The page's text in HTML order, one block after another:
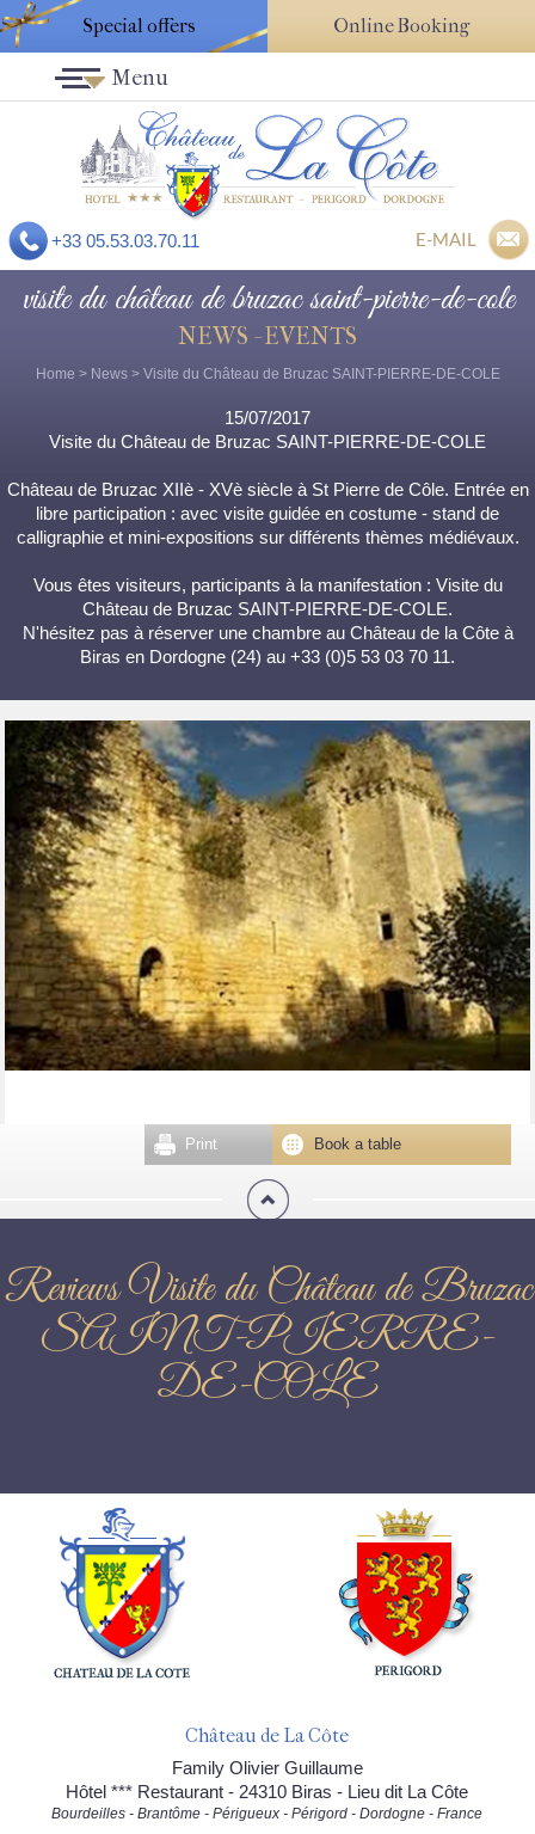
Special offers Online Booking
+33 05.53.03.70.11 E-MAIL
Menu
visite du château de bruzac saint-pierre-de-cole
NEWS - EVENTS
Home > News> Visite du Château de Bruzac SAINT-PIERRE-DE-COLE
15/07/2017
Visite du Château de Bruzac SAINT-PIERRE-DE-COLE
Château de Bruzac XIIè - XVè siècle à St Pierre de Côle. Entrée en
libre participation : avec visite guidée en costume - stand de
calligraphie et mini-expositions sur différents thèmes médiévaux.
Vous êtes visiteurs, participants à la manifestation : Visite du
Château de Bruzac SAINT-PIERRE-DE-COLE.
N'hésitez pas à réserver une chambre au Château de la Côte à
Biras en Dordogne (24) au +33 (0)5 53 03 70 11.
Book a table
Print
Reviews Visite du Château de Bruzac
SAINT-PIERRE-
DE-COLE
Château de La Côte
Family Olivier Guillaume
Hôtel *** Restaurant - 24310 Biras - Lieu dit La Côte
Bourdeilles - Brantôme - Périgueux - Périgord - Dordogne - France